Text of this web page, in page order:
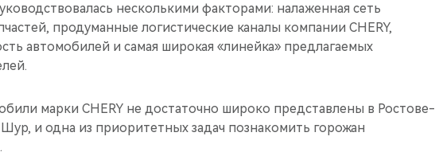
несколькими факторами: налаженная сеть
продуманные логистические каналы компании CHERY,
автомобилей и самая широкая «линейка» предлагаемых
марки CHERY не достаточно широко представлены в Ростове-
и одна из приоритетных задач познакомить горожан